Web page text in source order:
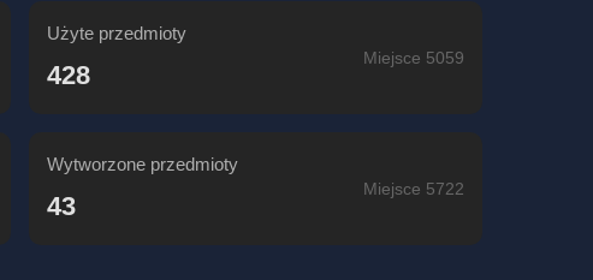
Użyte przedmioty
428
Miejsce 5059
Wytworzone przedmioty
43
Miejsce 5722